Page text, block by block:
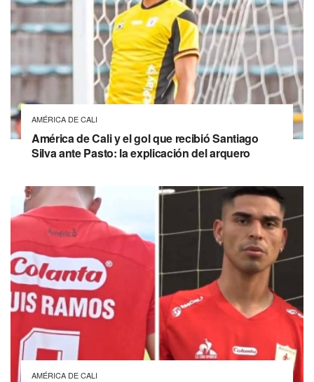
AMÉRICA DE CALI
América de Cali y el gol que recibió Santiago
Silva ante Pasto: la explicación del arquero
AMÉRICA DE CALI